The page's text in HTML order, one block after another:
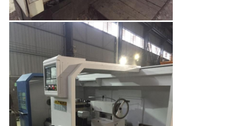
POLÍTICA
DE
PRIVACIDADE